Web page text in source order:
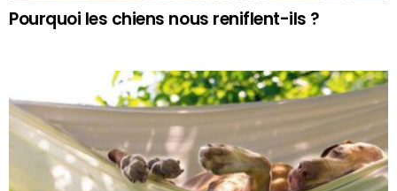
Pourquoi les chiens nous reniflent-ils ?